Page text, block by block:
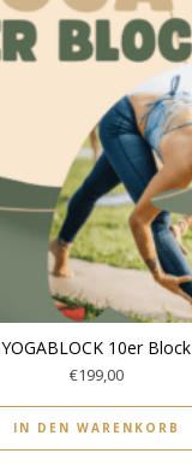
YOGABLOCK 10er Block
€199,00
IN DEN WARENKORB